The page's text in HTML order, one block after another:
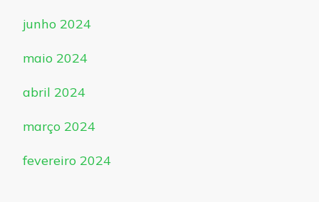
junho 2024
maio 2024
abril 2024
março 2024
fevereiro 2024